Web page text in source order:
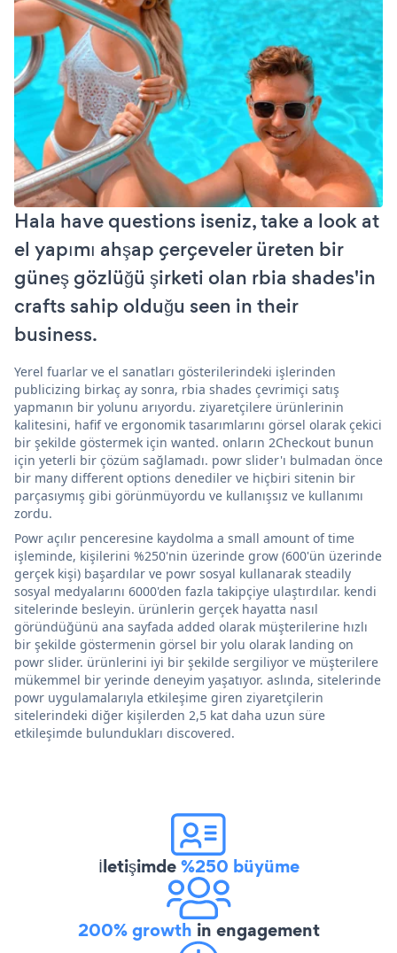
Hala have questions iseniz, take a look at
el yapımı ahşap çerçeveler üreten bir
güneş gözlüğü şirketi olan rbia shades'in
crafts sahip olduğu seen in their
business.
Yerel fuarlar ve el sanatları gösterilerindeki işlerinden
publicizing birkaç ay sonra, rbia shades çevrimiçi satış
yapmanın bir yolunu arıyordu. ziyaretçilere ürünlerinin
kalitesini, hafif ve ergonomik tasarımlarını görsel olarak çekici
bir şekilde göstermek için wanted. onların 2Checkout bunun
için yeterli bir çözüm sağlamadı. powr slider'ı bulmadan önce
bir many different options denediler ve hiçbiri sitenin bir
parçasıymış gibi görünmüyordu ve kullanışsız ve kullanımı
zordu.
Powr açılır penceresine kaydolma a small amount of time
işleminde, kişilerini %250'nin üzerinde grow (600'ün üzerinde
gerçek kişi) başardılar ve powr sosyal kullanarak steadily
sosyal medyalarını 6000'den fazla takipçiye ulaştırdılar. kendi
sitelerinde besleyin. ürünlerin gerçek hayatta nasıl
göründüğünü ana sayfada added olarak müşterilerine hızlı
bir şekilde göstermenin görsel bir yolu olarak landing on
powr slider. ürünlerini iyi bir şekilde sergiliyor ve müşterilere
mükemmel bir yerinde deneyim yaşatıyor. aslında, sitelerinde
powr uygulamalarıyla etkileşime giren ziyaretçilerin
sitelerindeki diğer kişilerden 2,5 kat daha uzun süre
etkileşimde bulundukları discovered.
İletişimde%250 büyüme
200% growth in engagement